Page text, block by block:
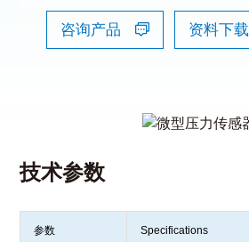
咨询产品 资料下载
技术参数
参数 Specifications